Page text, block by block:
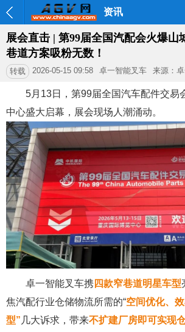
资讯
展会直击 | 第99届全国汽配会火爆山
巷道方案吸粉无数！
转载 2026-05-15 09:58 卓一智能叉车 来源：
5月13日，第99届全国汽车配件交易
中心盛大启幕，展会现场人潮涌动。
卓一智能叉车携四款窄巷道明星车型
焦汽配行业仓储物流所需的“空间优化、
型” 几大诉求，带来不扩建厂房即可实现